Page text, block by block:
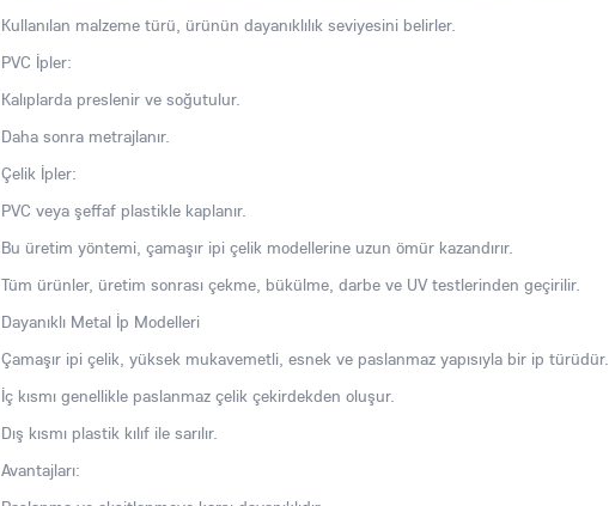
Kullanılan malzeme türü, ürünün dayanıklılık seviyesini belirler.
PVC İpler:
Kalıplarda preslenir ve soğutulur.
Daha sonra metrajlanır.
Çelik İpler:
PVC veya şeffaf plastikle kaplanır.
Bu üretim yöntemi, çamaşır ipi çelik modellerine uzun ömür kazandırır.
Tüm ürünler, üretim sonrası çekme, bükülme, darbe ve UV testlerinden geçirilir.
Dayanıklı Metal İp Modelleri
Çamaşır ipi çelik, yüksek mukavemetli, esnek ve paslanmaz yapısıyla bir ip türüdür.
İç kısmı genellikle paslanmaz çelik çekirdekden oluşur.
Dış kısmı plastik kılıf ile sarılır.
Avantajları: